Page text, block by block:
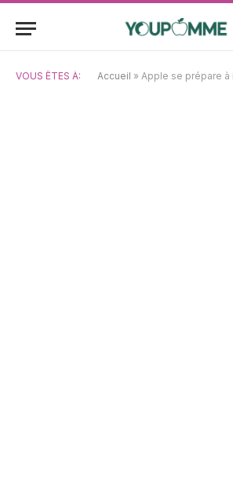
VOUS ÊTES À: Accueil » Apple se prépare à intégrer l’IA dans le secteur